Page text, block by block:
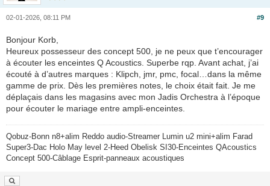
#9
02-01-2026, 08:11 PM
Bonjour Korb,
Heureux possesseur des concept 500, je ne peux que t’encourager
à écouter les enceintes Q Acoustics. Superbe rqp. Avant achat, j’ai
écouté à d’autres marques : Klipch, jmr, pmc, focal…dans la même
gamme de prix. Dès les premières notes, le choix était fait. Je me
déplaçais dans les magasins avec mon Jadis Orchestra à l’époque
pour écouter le mariage entre ampli-enceintes.
Qobuz-Bonn n8+alim Reddo audio-Streamer Lumin u2 mini+alim Farad
Super3-Dac Holo May level 2-Heed Obelisk SI30-Enceintes QAcoustics
Concept 500-Câblage Esprit-panneaux acoustiques